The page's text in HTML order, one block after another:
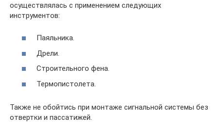
осуществлялась с применением следующих
инструментов:
Паяльника.
Дрели.
Строительного фена.
Термопистолета.
Также не обойтись при монтаже сигнальной системы без
отвертки и пассатижей.